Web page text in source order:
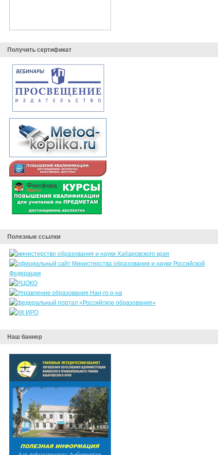
Получить сертификат
Полезные ссылки
Наш баннер